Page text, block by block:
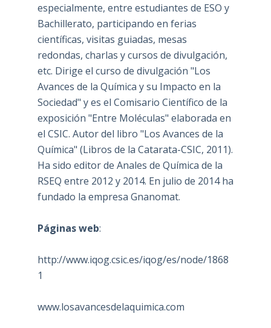
especialmente, entre estudiantes de ESO y
Bachillerato, participando en ferias
científicas, visitas guiadas, mesas
redondas, charlas y cursos de divulgación,
etc. Dirige el curso de divulgación "Los
Avances de la Química y su Impacto en la
Sociedad" y es el Comisario Científico de la
exposición "Entre Moléculas" elaborada en
el CSIC. Autor del libro "Los Avances de la
Química" (Libros de la Catarata-CSIC, 2011).
Ha sido editor de Anales de Química de la
RSEQ entre 2012 y 2014. En julio de 2014 ha
fundado la empresa Gnanomat.
Páginas web:
http://www.iqog.csic.es/iqog/es/node/1868
1
www.losavancesdelaquimica.com